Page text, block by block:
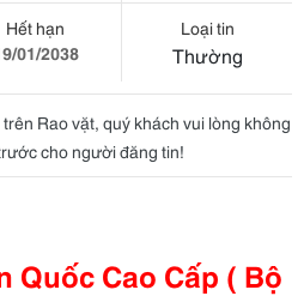
Hết hạn
01/2038
Loại tin
Thường
Rao vặt, quý khách vui lòng không
cho người đăng tin!
Quốc Cao Cấp ( Bộ